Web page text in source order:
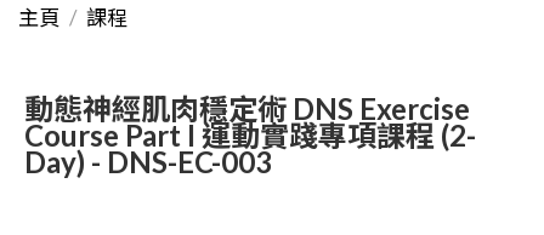
主頁 課程
動態神經肌肉穩定術 DNS Exercise
Course Part I 運動實踐專項課程 (2-
Day) - DNS-EC-003